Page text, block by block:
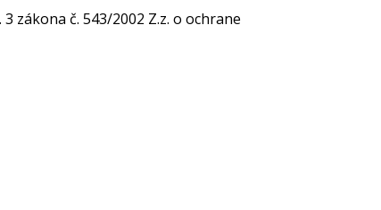
zákona č. 543/2002 Z.z. o ochrane